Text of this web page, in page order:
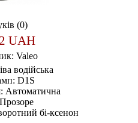
(0)
UAH
Valeo
водійська
D1S
Автоматична
Прозоре
бі-ксенон